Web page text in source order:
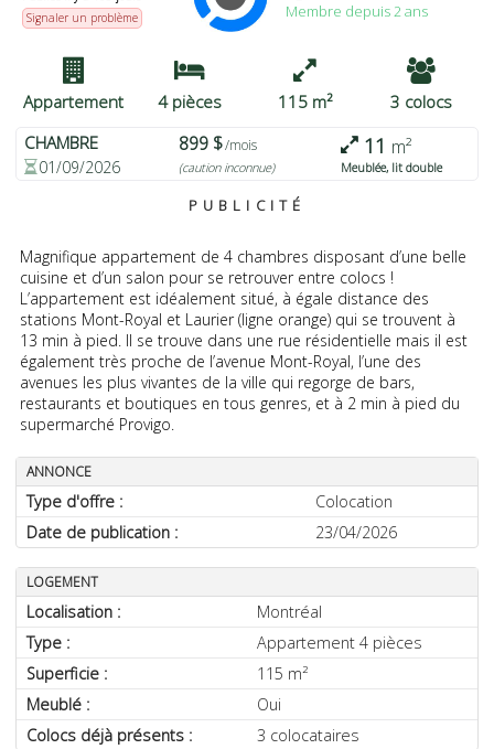
pouvez modifier vos préférences ou retirer votre
consentement à tout moment en revenant sur ce site et en
cliquant sur le bouton "Confidentialité" en bas de la page Web.
PLUS D'OPTIONS
Signaler un problème
Membre depuis 2 ans
Appartement 4 pièces 115 m²
3 colocs
CHAMBRE
899 $/mois 11 m²
01/09/2026 (caution inconnue) Meublée, lit double
PUBLICITÉ
Magnifique appartement de 4 chambres disposant d’une belle
cuisine et d’un salon pour se retrouver entre colocs !
L’appartement est idéalement situé, à égale distance des
stations Mont-Royal et Laurier (ligne orange) qui se trouvent à
13 min à pied. Il se trouve dans une rue résidentielle mais il est
également très proche de l’avenue Mont-Royal, l’une des
avenues les plus vivantes de la ville qui regorge de bars,
restaurants et boutiques en tous genres, et à 2 min à pied du
supermarché Provigo.
ANNONCE
Type d'offre :
Colocation
Date de publication :
23/04/2026
LOGEMENT
Localisation :
Montréal
Type :
Appartement 4 pièces
Superficie :
115 m²
Meublé :
Oui
Colocs déjà présents :
3 colocataires